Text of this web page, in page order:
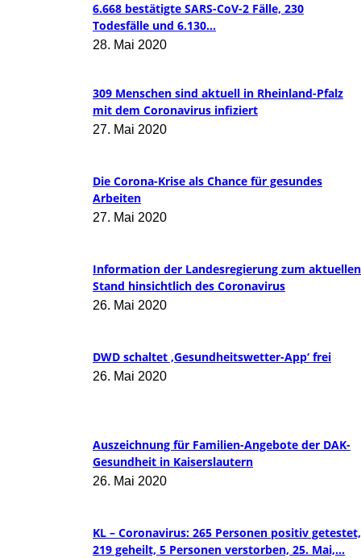
6.668 bestätigte SARS-CoV-2 Fälle, 230
Todesfälle und 6.130...
28. Mai 2020
309 Menschen sind aktuell in Rheinland-Pfalz
mit dem Coronavirus infiziert
27. Mai 2020
Die Corona-Krise als Chance für gesundes
Arbeiten
27. Mai 2020
Information der Landesregierung zum aktuellen
Stand hinsichtlich des Coronavirus
26. Mai 2020
DWD schaltet ‚Gesundheitswetter-App‘ frei
26. Mai 2020
Auszeichnung für Familien-Angebote der DAK-
Gesundheit in Kaiserslautern
26. Mai 2020
KL – Coronavirus: 265 Personen positiv getestet,
219 geheilt, 5 Personen verstorben, 25. Mai,...